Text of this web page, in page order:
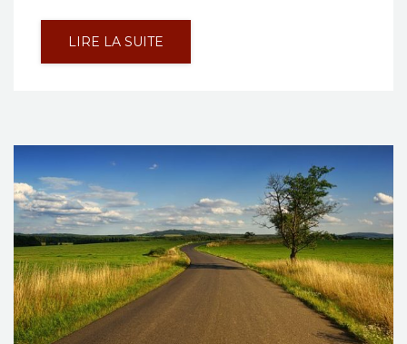
LIRE LA SUITE